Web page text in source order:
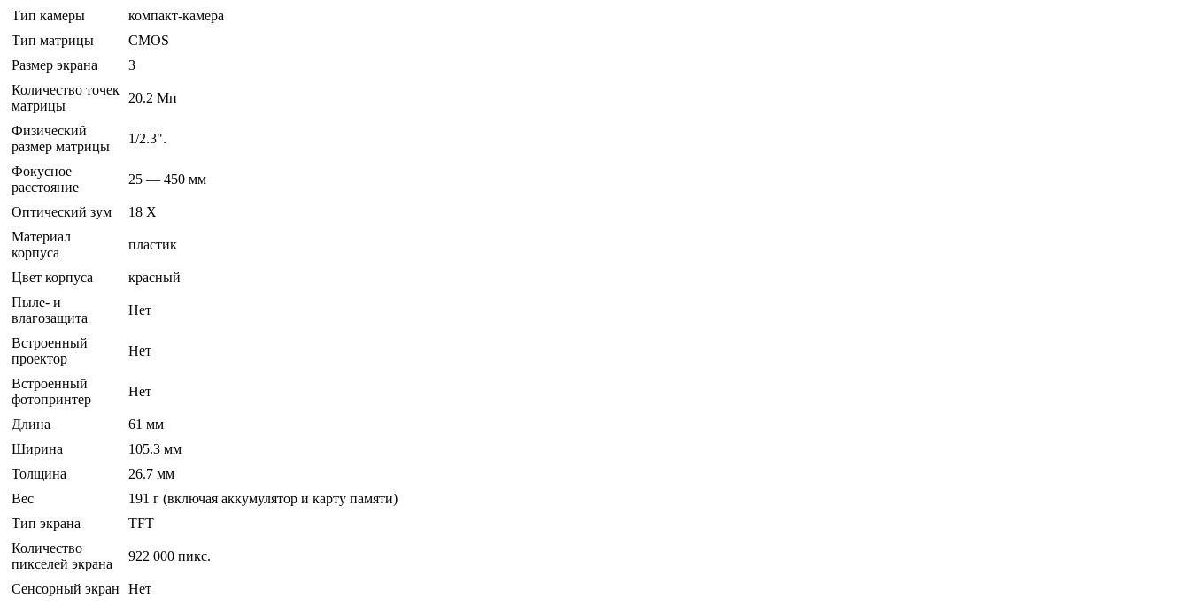
Тип камеры
компакт-камера
Тип матрицы
CMOS
Размер экрана
3
Количество точек
матрицы
20.2 Мп
Физический
размер матрицы
1/2.3".
Фокусное
расстояние
25 — 450 мм
Оптический зум
18 Х
Материал
корпуса
пластик
Цвет корпуса
красный
Пыле- и
влагозащита
Нет
Встроенный
проектор
Нет
Встроенный
фотопринтер
Нет
Длина
61 мм
Ширина
105.3 мм
Толщина
26.7 мм
Вес
191 г (включая аккумулятор и карту памяти)
Тип экрана
TFT
Количество
пикселей экрана
922 000 пикс.
Сенсорный экран
Нет